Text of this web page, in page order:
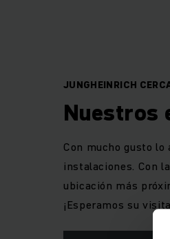
JUNGHEINRICH
Nuestros
Con mucho gusto
instalaciones. Con
ubicación más
¡Esperamos su